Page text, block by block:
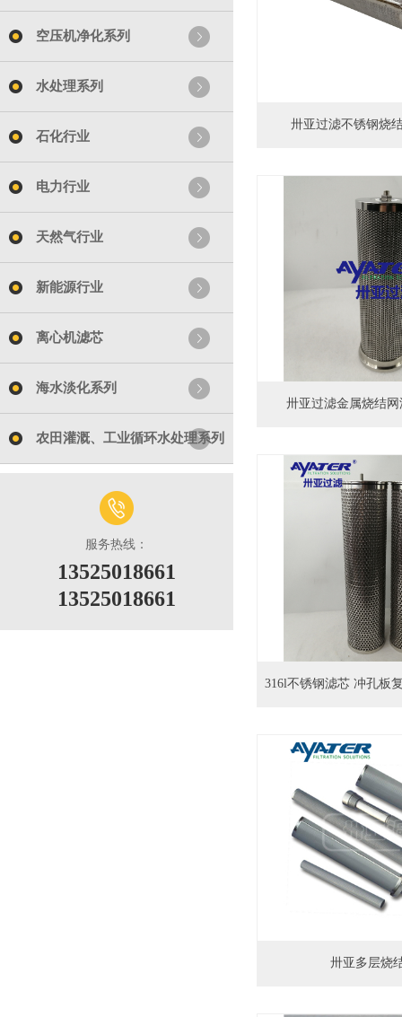
空压机净化系列
水处理系列
石化行业
电力行业
天然气行业
新能源行业
离心机滤芯
海水淡化系列
农田灌溉、工业循环水处理系列
服务热线：
13525018661
13525018661
卅亚过滤不锈钢烧
卅亚过滤金属烧结
316l不锈钢滤芯 冲孔板
卅亚多层烧